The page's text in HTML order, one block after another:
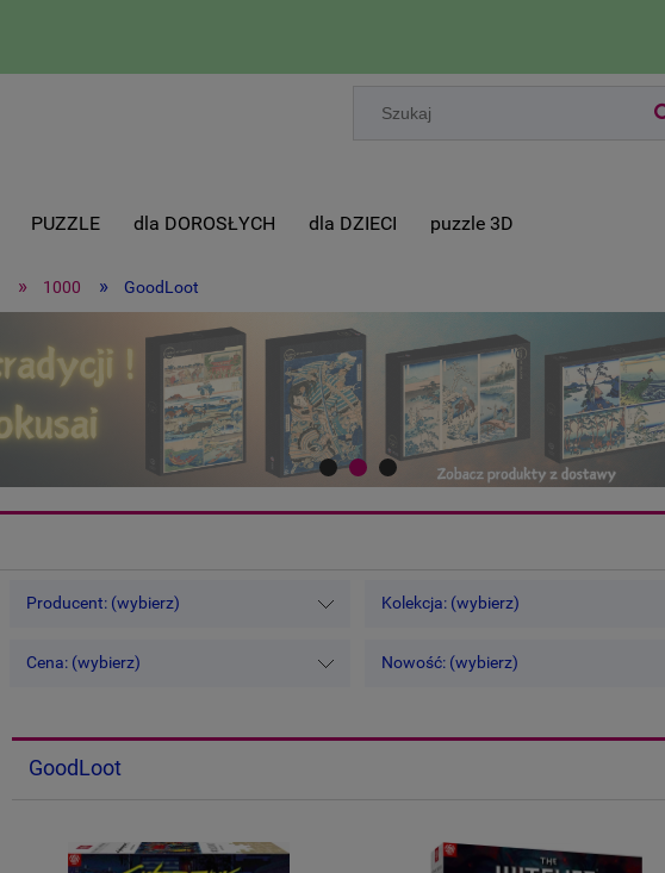
PUZZLE dla DOROSŁYCH dla DZIECI puzzle 3D
» 1000 » GoodLoot
Producent: (wybierz) Kolekcja: (wybierz)
Cena: (wybierz) Nowość: (wybierz)
GoodLoot